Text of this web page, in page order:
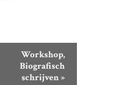
Workshop,
Biografisch
schrijven»